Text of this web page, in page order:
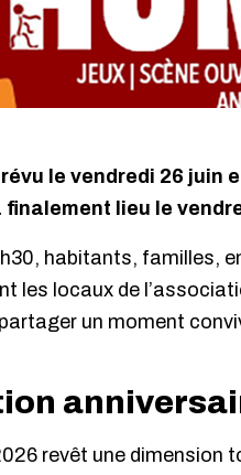
le vendredi 26 juin
finalement lieu le
habitants, familles,
les locaux de
un moment
revêt une dimension